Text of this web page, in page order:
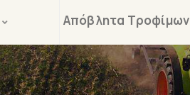
Απόβλητα Τροφίμων